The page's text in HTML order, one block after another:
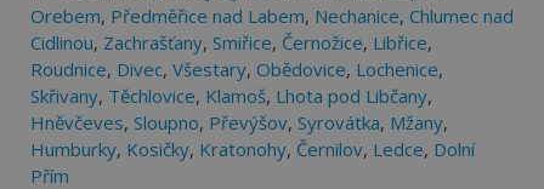
Orebem, Předměřice nad Labem, Nechanice, Chlumec nad
Cidlinou, Zachrašťany, Smiřice, Černožice, Libřice,
Roudnice, Divec, Všestary, Obědovice, Lochenice,
Skřivany, Těchlovice, Klamoš, Lhota pod Libčany,
Hněvčeves, Sloupno, Převýšov, Syrovátka, Mžany,
Humburky, Kosičky, Kratonohy, Černilov, Ledce, Dolní
Přím